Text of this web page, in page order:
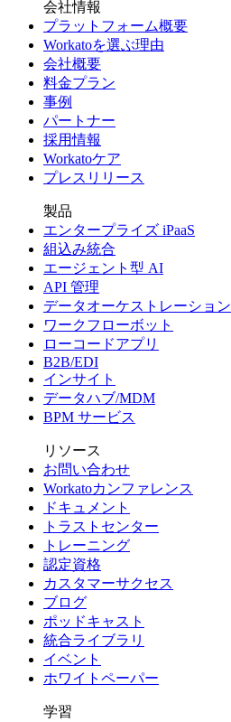
会社情報
プラットフォーム概要
Workatoを選ぶ理由
会社概要
料金プラン
事例
パートナー
採用情報
Workatoケア
プレスリリース
製品
エンタープライズ iPaaS
組込み統合
エージェント型 AI
API 管理
データオーケストレーション
ワークフローボット
ローコードアプリ
B2B/EDI
インサイト
データハブ/MDM
BPM サービス
リソース
お問い合わせ
Workatoカンファレンス
ドキュメント
トラストセンター
トレーニング
認定資格
カスタマーサクセス
ブログ
ポッドキャスト
統合ライブラリ
イベント
ホワイトペーパー
学習